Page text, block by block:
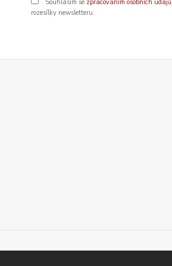
Souhlasím se zpracováním osobních údajů
rozesílky newsletteru.